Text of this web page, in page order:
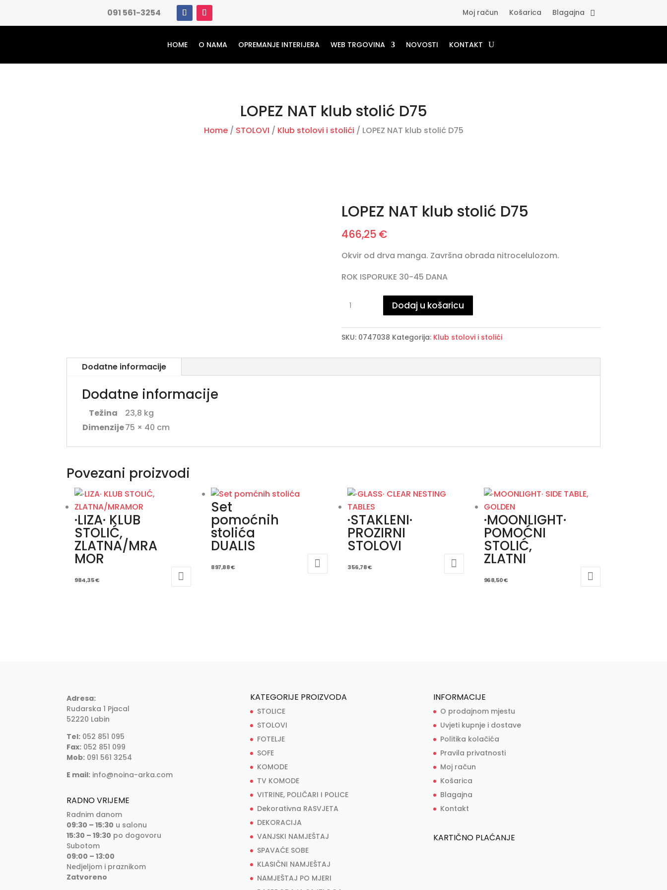
091 561-3254 Moj račun Košarica Blagajna
HOME O NAMA OPREMANJE INTERIJERA WEB TRGOVINA NOVOSTI KONTAKT
LOPEZ NAT klub stolić D75
Home/ STOLOVI / Klub stolovi i stolići / LOPEZ NAT klub stolić D75
LOPEZ NAT klub stolić D75
466,25 €
Okvir od drva manga. Završna obrada nitrocelulozom.
ROK ISPORUKE 30-45 DANA
NAT
klub
stolić
Dodaj u košaricu
SKU: 0747038 Kategorija: Klub stolovi i stolići
Dodatne informacije
Dodatne informacije
Težina
23,8 kg
Dimenzije75 × 40 cm
Povezani proizvodi
·LIZA· KLUB
STOLIĆ,
ZLATNA/MRA
MOR
984,35€
Set
pomoćnih
stolića
DUALIS
897,88€
·STAKLENI·
PROZIRNI
STOLOVI
356,78€
·MOONLIGHT·
POMOĆNI
STOLIĆ,
ZLATNI
968,50€
Adresa:
Rudarska 1 Pjacal
52220 Labin
Tel: 052 851 095
Fax: 052 851 099
Mob: 091 561 3254
E mail: info@noina-arka.com
RADNO VRIJEME
Radnim danom
09:30 – 15:30 u salonu
15:30 – 19:30 po dogovoru
Subotom
09:00 – 13:00
Nedjeljom i praznikom
Zatvoreno
KATEGORIJE PROIZVODA
STOLICE
STOLOVI
FOTELJE
SOFE
KOMODE
TV KOMODE
VITRINE, POLIČARI I POLICE
Dekorativna RASVJETA
DEKORACIJA
VANJSKI NAMJEŠTAJ
SPAVAĆE SOBE
KLASIČNI NAMJEŠTAJ
NAMJEŠTAJ PO MJERI
INFORMACIJE
O prodajnom mjestu
Uvjeti kupnje i dostave
Politika kolačića
Pravila privatnosti
Moj račun
Košarica
Blagajna
Kontakt
KARTIČNO PLAĆANJE